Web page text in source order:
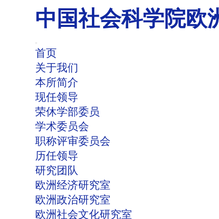
中国社会科学院欧
首页
关于我们
本所简介
现任领导
荣休学部委员
学术委员会
职称评审委员会
历任领导
研究团队
欧洲经济研究室
欧洲政治研究室
欧洲社会文化研究室